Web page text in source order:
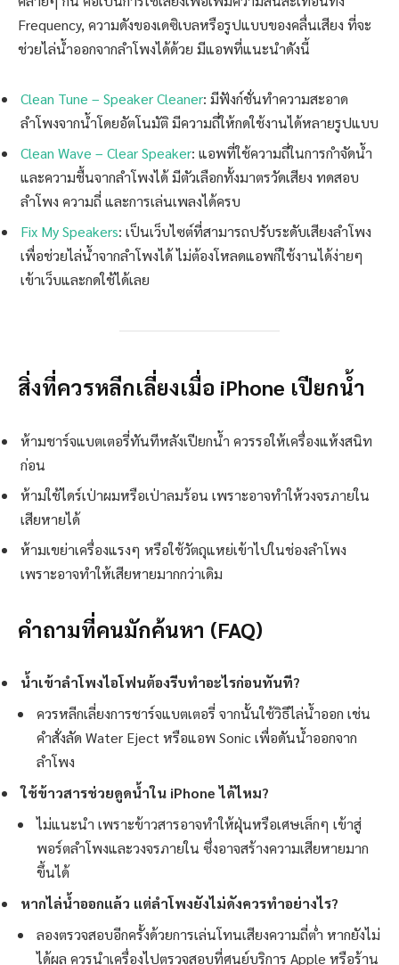
Frequency, ความดังของเดซิเบลหรือรูปแบบของคลื่นเสียง ที่จะ
ช่วยไล่น้ำออกจากลำโพงได้ด้วย มีแอพที่แนะนำดังนี้
Clean Tune – Speaker Cleaner: มีฟังก์ชั่นทำความสะอาด
ลำโพงจากน้ำโดยอัตโนมัติ มีความถี่ให้กดใช้งานได้หลายรูปแบบ
Clean Wave – Clear Speaker: แอพที่ใช้ความถี่ในการกำจัดน้ำ
และความชื้นจากลำโพงได้ มีตัวเลือกทั้งมาตรวัดเสียง ทดสอบ
ลำโพง ความถี่ และการเล่นเพลงได้ครบ
Fix My Speakers: เป็นเว็บไซต์ที่สามารถปรับระดับเสียงลำโพง
เพื่อช่วยไล่น้ำจากลำโพงได้ ไม่ต้องโหลดแอพก็ใช้งานได้ง่ายๆ
เข้าเว็บและกดใช้ได้เลย
สิ่งที่ควรหลีกเลี่ยงเมื่อ iPhone เปียกน้ำ
ห้ามชาร์จแบตเตอรี่ทันทีหลังเปียกน้ำ ควรรอให้เครื่องแห้งสนิท
ก่อน
ห้ามใช้ไดร์เป่าผมหรือเป่าลมร้อน เพราะอาจทำให้วงจรภายใน
เสียหายได้
ห้ามเขย่าเครื่องแรงๆ หรือใช้วัตถุแหย่เข้าไปในช่องลำโพง
เพราะอาจทำให้เสียหายมากกว่าเดิม
คำถามที่คนมักค้นหา (FAQ)
น้ำเข้าลำโพงไอโฟนต้องรีบทำอะไรก่อนทันที?
ควรหลีกเลี่ยงการชาร์จแบตเตอรี่ จากนั้นใช้วิธีไล่น้ำออก เช่น
คำสั่งลัด Water Eject หรือแอพ Sonic เพื่อดันน้ำออกจาก
ลำโพง
ใช้ข้าวสารช่วยดูดน้ำใน iPhone ได้ไหม?
ไม่แนะนำ เพราะข้าวสารอาจทำให้ฝุ่นหรือเศษเล็กๆ เข้าสู่
พอร์ตลำโพงและวงจรภายใน ซึ่งอาจสร้างความเสียหายมาก
ขึ้นได้
หากไล่น้ำออกแล้ว แต่ลำโพงยังไม่ดังควรทำอย่างไร?
ลองตรวจสอบอีกครั้งด้วยการเล่นโทนเสียงความถี่ต่ำ หากยังไม่
ได้ผล ควรนำเครื่องไปตรวจสอบที่ศูนย์บริการ Apple หรือร้าน